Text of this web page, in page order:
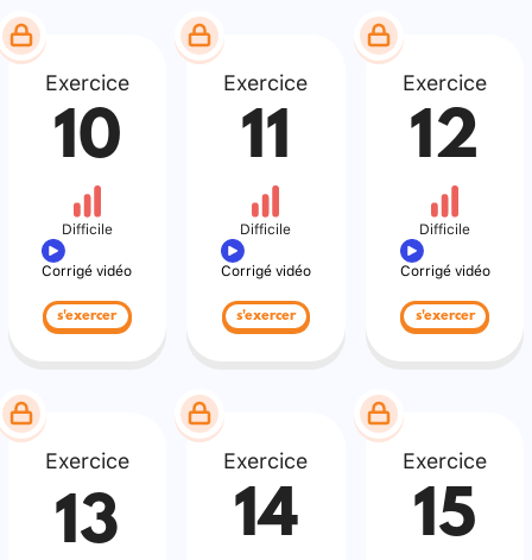
Exercice
10
Difficile
Corrigé vidéo
s'exercer
Exercice
11
Difficile
Corrigé vidéo
s'exercer
Exercice
12
Difficile
Corrigé vidéo
s'exercer
Exercice
13
Exercice
14
Exercice
15